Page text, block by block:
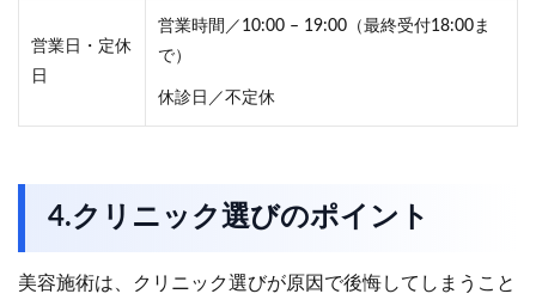
営業日・定休
日
営業時間／10:00 – 19:00（最終受付18:00ま
で）
休診日／不定休
4.クリニック選びのポイント
美容施術は、クリニック選びが原因で後悔してしまうこと